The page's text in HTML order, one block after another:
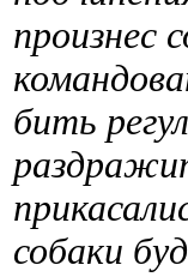
произнес
бить
собаки